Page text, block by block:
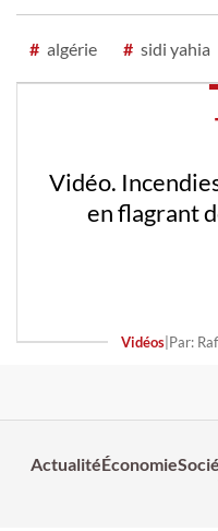
# algérie # sidi yahia
Vidéo.
en flagrant
Vidéos Par:
ActualitéÉconomie